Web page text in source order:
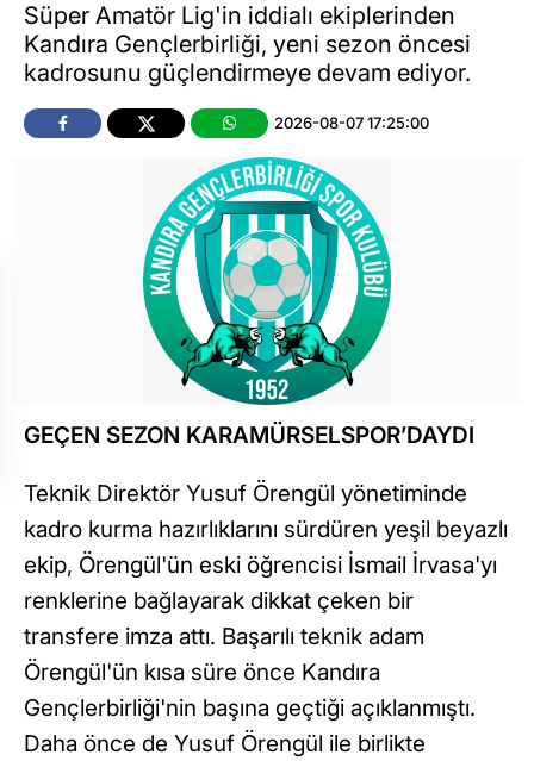
Süper Amatör Lig'in iddialı ekiplerinden
Kandıra Gençlerbirliği, yeni sezon öncesi
kadrosunu güçlendirmeye devam ediyor.
2026-08-07 17:25:00
GEÇEN SEZON KARAMÜRSELSPOR’DAYDI
Teknik Direktör Yusuf Örengül yönetiminde
kadro kurma hazırlıklarını sürdüren yeşil beyazlı
ekip, Örengül'ün eski öğrencisi İsmail İrvasa'yı
renklerine bağlayarak dikkat çeken bir
transfere imza attı. Başarılı teknik adam
Örengül'ün kısa süre önce Kandıra
Gençlerbirliği'nin başına geçtiği açıklanmıştı.
Daha önce de Yusuf Örengül ile birlikte